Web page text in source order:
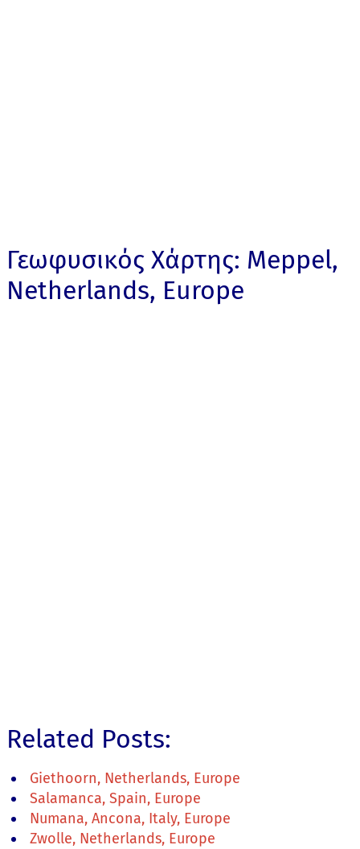
Γεωφυσικός Χάρτης: Meppel,
Netherlands, Europe
Related Posts:
Giethoorn, Netherlands, Europe
Salamanca, Spain, Europe
Numana, Ancona, Italy, Europe
Zwolle, Netherlands, Europe